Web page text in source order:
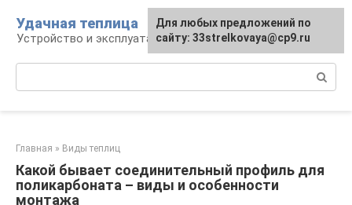
контенту
Удачная теплица
Устройство и эксплуатация теплиц
Главная » Виды теплиц
Какой бывает соединительный профиль для
поликарбоната – виды и особенности
монтажа
Для любых предложений по
сайту: 33strelkovaya@cp9.ru